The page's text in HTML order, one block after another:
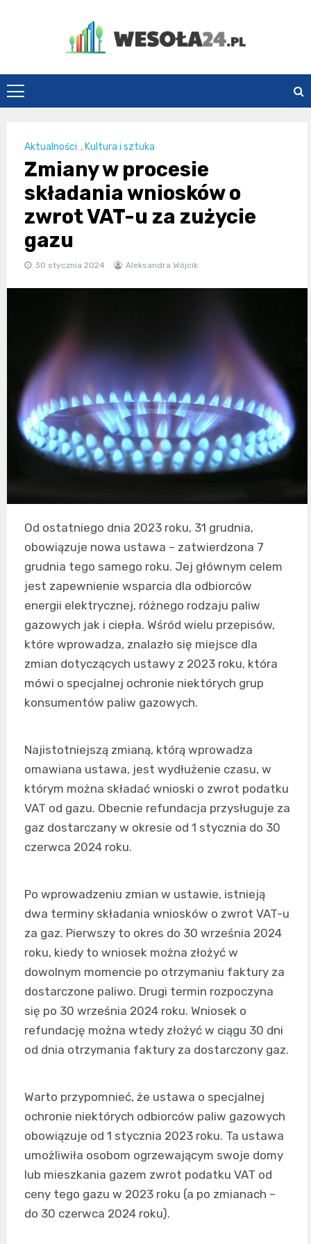
Wesoła24.pl
Aktualności , Kultura i sztuka
Zmiany w procesie
składania wniosków o
zwrot VAT-u za zużycie
gazu
30 stycznia 2024 Aleksandra Wójcik
Od ostatniego dnia 2023 roku, 31 grudnia,
obowiązuje nowa ustawa – zatwierdzona 7
grudnia tego samego roku. Jej głównym celem
jest zapewnienie wsparcia dla odbiorców
energii elektrycznej, różnego rodzaju paliw
gazowych jak i ciepła. Wśród wielu przepisów,
które wprowadza, znalazło się miejsce dla
zmian dotyczących ustawy z 2023 roku, która
mówi o specjalnej ochronie niektórych grup
konsumentów paliw gazowych.
Najistotniejszą zmianą, którą wprowadza
omawiana ustawa, jest wydłużenie czasu, w
którym można składać wnioski o zwrot podatku
VAT od gazu. Obecnie refundacja przysługuje za
gaz dostarczany w okresie od 1 stycznia do 30
czerwca 2024 roku.
Po wprowadzeniu zmian w ustawie, istnieją
dwa terminy składania wniosków o zwrot VAT-u
za gaz. Pierwszy to okres do 30 września 2024
roku, kiedy to wniosek można złożyć w
dowolnym momencie po otrzymaniu faktury za
dostarczone paliwo. Drugi termin rozpoczyna
się po 30 września 2024 roku. Wniosek o
refundację można wtedy złożyć w ciągu 30 dni
od dnia otrzymania faktury za dostarczony gaz.
Warto przypomnieć, że ustawa o specjalnej
ochronie niektórych odbiorców paliw gazowych
obowiązuje od 1 stycznia 2023 roku. Ta ustawa
umożliwiła osobom ogrzewającym swoje domy
lub mieszkania gazem zwrot podatku VAT od
ceny tego gazu w 2023 roku (a po zmianach –
do 30 czerwca 2024 roku).